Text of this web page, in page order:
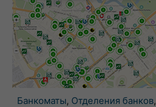
Банкоматы, Отделения банков,